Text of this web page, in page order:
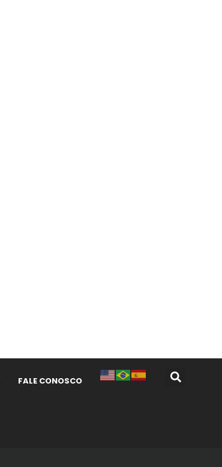
FALE CONOSCO